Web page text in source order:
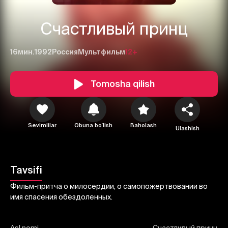
Счастливый принц
16мин.1992 Россия Мультфильм12+
Tomosha qilish
Sevimlilar Obuna boʻlish Baholash Ulashish
Tavsifi
Фильм-притча о милосердии, о самопожертвовании во
имя спасения обездоленных.
2 3
Bekor qilish Tizimga kirish